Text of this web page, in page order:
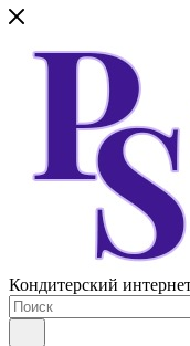
Кондитерский